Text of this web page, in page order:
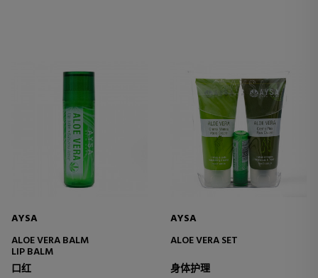
AYSA
ALOE VERA BALM
LIP BALM
口红
AYSA
ALOE VERA SET
身体护理